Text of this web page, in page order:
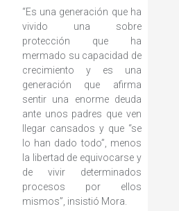
“Es una generación que ha
vivido una sobre
protección que ha
mermado su capacidad de
crecimiento y es una
generación que afirma
sentir una enorme deuda
ante unos padres que ven
llegar cansados y que “se
lo han dado todo”, menos
la libertad de equivocarse y
de vivir determinados
procesos por ellos
mismos”, insistió Mora.